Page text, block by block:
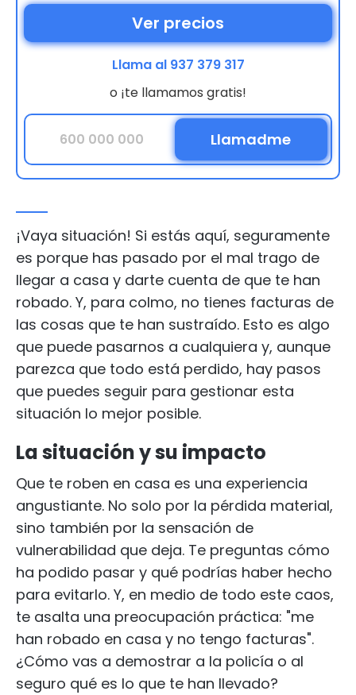
Ver precios
Llama al 937 379 317
o ¡te llamamos gratis!
¡Vaya situación! Si estás aquí, seguramente
es porque has pasado por el mal trago de
llegar a casa y darte cuenta de que te han
robado. Y, para colmo, no tienes facturas de
las cosas que te han sustraído. Esto es algo
que puede pasarnos a cualquiera y, aunque
parezca que todo está perdido, hay pasos
que puedes seguir para gestionar esta
situación lo mejor posible.
La situación y su impacto
Que te roben en casa es una experiencia
angustiante. No solo por la pérdida material,
sino también por la sensación de
vulnerabilidad que deja. Te preguntas cómo
ha podido pasar y qué podrías haber hecho
para evitarlo. Y, en medio de todo este caos,
te asalta una preocupación práctica: "me
han robado en casa y no tengo facturas".
¿Cómo vas a demostrar a la policía o al
seguro qué es lo que te han llevado?